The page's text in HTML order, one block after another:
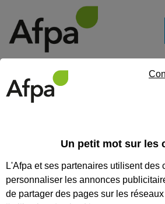
Fil info
MOAIJ :
de la
Un petit mot sur les
L'Afpa et ses partenaires utilisent des
personnaliser les annonces
de partager des pages sur les